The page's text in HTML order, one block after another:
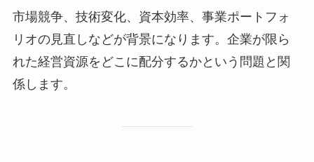
市場競争、技術変化、資本効率、事業ポートフォ
リオの見直しなどが背景になります。企業が限ら
れた経営資源をどこに配分するかという問題と関
係します。